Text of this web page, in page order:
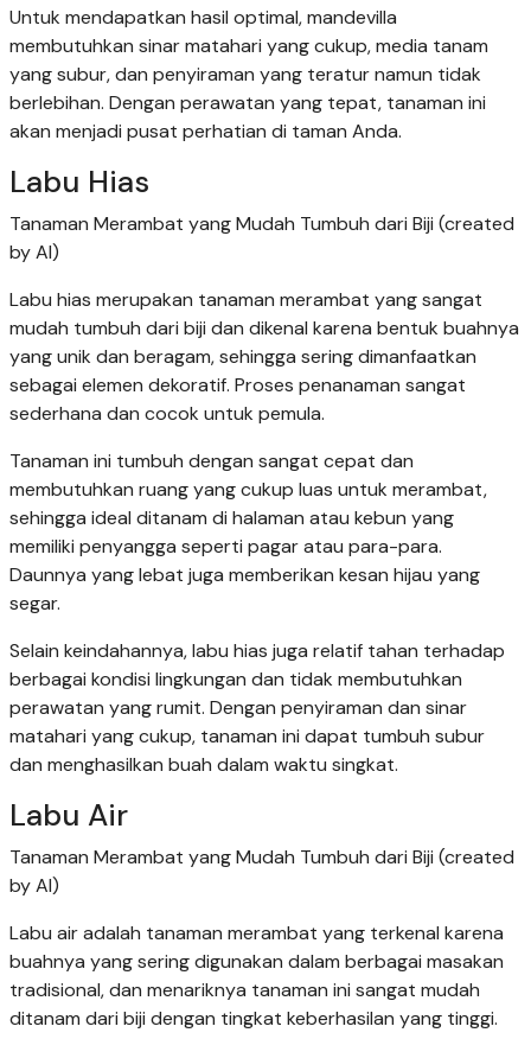
Untuk mendapatkan hasil optimal, mandevilla
membutuhkan sinar matahari yang cukup, media tanam
yang subur, dan penyiraman yang teratur namun tidak
berlebihan. Dengan perawatan yang tepat, tanaman ini
akan menjadi pusat perhatian di taman Anda.
Labu Hias
Tanaman Merambat yang Mudah Tumbuh dari Biji (created
by AI)
Labu hias merupakan tanaman merambat yang sangat
mudah tumbuh dari biji dan dikenal karena bentuk buahnya
yang unik dan beragam, sehingga sering dimanfaatkan
sebagai elemen dekoratif. Proses penanaman sangat
sederhana dan cocok untuk pemula.
Tanaman ini tumbuh dengan sangat cepat dan
membutuhkan ruang yang cukup luas untuk merambat,
sehingga ideal ditanam di halaman atau kebun yang
memiliki penyangga seperti pagar atau para-para.
Daunnya yang lebat juga memberikan kesan hijau yang
segar.
Selain keindahannya, labu hias juga relatif tahan terhadap
berbagai kondisi lingkungan dan tidak membutuhkan
perawatan yang rumit. Dengan penyiraman dan sinar
matahari yang cukup, tanaman ini dapat tumbuh subur
dan menghasilkan buah dalam waktu singkat.
Labu Air
Tanaman Merambat yang Mudah Tumbuh dari Biji (created
by AI)
Labu air adalah tanaman merambat yang terkenal karena
buahnya yang sering digunakan dalam berbagai masakan
tradisional, dan menariknya tanaman ini sangat mudah
ditanam dari biji dengan tingkat keberhasilan yang tinggi.